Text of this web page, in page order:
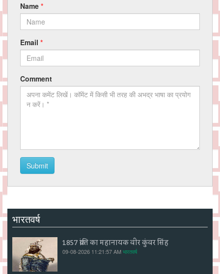
Name *
Email *
Comment
Submit
भारतवर्ष
1857 क्रांति का महानायक वीर कुंवर सिंह
09-08-2026 11:21:57 AMभारतवर्ष